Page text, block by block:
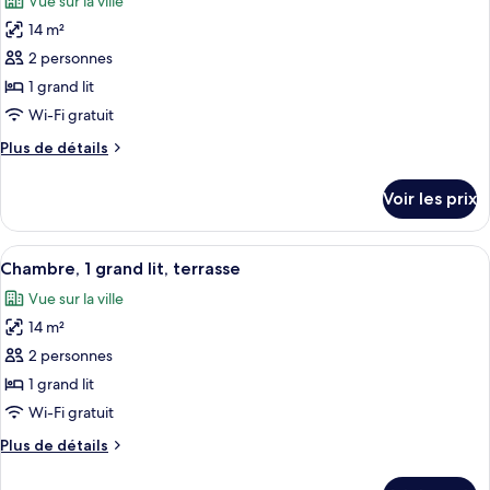
(Courtyard)
Chambre,
lit
(Courtyard)
les
photos
pour
ce
type
chambre :
grand
lit
(City)
14 m²
2 personnes
1 grand lit
Wi-Fi gratuit
Plus de détails
Plus
le
type
de
Chambre,
lit
(City)
Voir les prix
Afficher
toutes
les
photos
pour
ce
type
chambre :
Une chambre d’hôtel moderne
10
Chambre, 1 grand lit, terrasse
Vue sur la ville
14 m²
2 personnes
1 grand lit
Wi-Fi gratuit
Plus de détails
Plus